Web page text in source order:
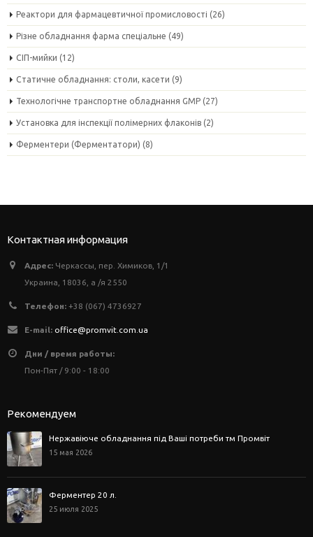
Реактори для фармацевтичної промисловості (26)
Різне обладнання фарма спеціальне (49)
СІП-мийки (12)
Статичне обладнання: столи, касети (9)
Технологічне транспортне обладнання GMP (27)
Установка для інспекції полімерних флаконів (2)
Ферментери (Ферментатори) (8)
Контактная информация
Адрес: Черкассы, пер. Химиков, 1/1
Украина, 18036, а /я 2550
Телефон: +38 (067) 4736927
E-mail: office@promvit.com.ua
Дни / время работы:
Пон-Пят / 9:00 - 18:00
Рекомендуем
Нержавіюче обладнання під Ваші потреби тм Промвіт
15 мая 2026
Ферментер 20 л.
25 июля 2025